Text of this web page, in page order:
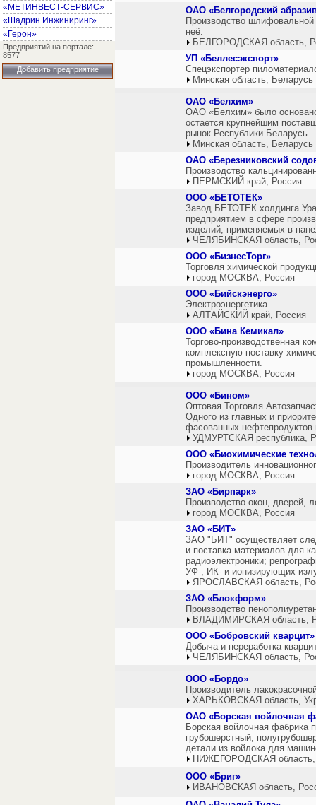
«МЕТИНВЕСТ-СЕРВИС»
«Шадрин Инжиниринг»
«Герон»
Предприятий на портале:
8577
Добавить предприятие
ОАО «Белгородский
Производство
неё.
БЕЛГОРОДСКАЯ область,
УП «Беллесэкспорт»
Спецэкспортер
Минская область, Беларусь
ОАО «Белхим»
ОАО «Белхим» было
остается крупнейшим
рынок Республики Беларусь.
Минская область, Беларусь
ОАО «Березниковский
Производство
ПЕРМСКИЙ край, Россия
ООО «БЕТОТЕК»
Завод БЕТОТЕК холдинга
предприятием в сфере
изделий, применяемых в
ЧЕЛЯБИНСКАЯ область,
ООО «БизнесТорг»
Торговля химической
город МОСКВА, Россия
ООО «Бийскэнерго»
Электроэнергетика.
АЛТАЙСКИЙ край, Россия
ООО «Бина Кемикал»
Торгово-производственная
комплексную поставку
промышленности.
город МОСКВА, Россия
ООО «Бином»
Оптовая Торговля
Одного из главных и
фасованных
УДМУРТСКАЯ республика,
ООО «Биохимические
Производитель
город МОСКВА, Россия
ЗАО «Бирпарк»
Производство окон, дверей,
город МОСКВА, Россия
ЗАО «БИТ»
ЗАО "БИТ" осуществляет
и поставка материалов для
радиоэлектроники;
УФ-, ИК- и ионизирующих
ЯРОСЛАВСКАЯ область,
ЗАО «Блокформ»
Производство
ВЛАДИМИРСКАЯ область,
ООО «Бобровский кварцит»
Добыча и переработка
ЧЕЛЯБИНСКАЯ область,
ООО «Бордо»
Производитель
ХАРЬКОВСКАЯ область,
ОАО «Борская войлочная
Борская войлочная фабрика
грубошерстный,
детали из войлока для
НИЖЕГОРОДСКАЯ область,
ООО «Бриг»
ИВАНОВСКАЯ область,